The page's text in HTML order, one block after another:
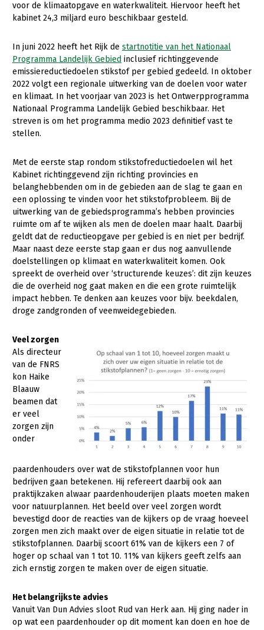
voor de klimaatopgave en waterkwaliteit. Hiervoor heeft het
kabinet 24,3 miljard euro beschikbaar gesteld.
In juni 2022 heeft het Rijk de startnotitie van het Nationaal
Programma Landelijk Gebied inclusief richtinggevende
emissiereductiedoelen stikstof per gebied gedeeld. In oktober
2022 volgt een regionale uitwerking van de doelen voor water
en klimaat. In het voorjaar van 2023 is het Ontwerpprogramma
Nationaal Programma Landelijk Gebied beschikbaar. Het
streven is om het programma medio 2023 definitief vast te
stellen.
Met de eerste stap rondom stikstofreductiedoelen wil het
Kabinet richtinggevend zijn richting provincies en
belanghebbenden om in de gebieden aan de slag te gaan en
een oplossing te vinden voor het stikstofprobleem. Bij de
uitwerking van de gebiedsprogramma’s hebben provincies
ruimte om af te wijken als men de doelen maar haalt. Daarbij
geldt dat de reductieopgave per gebied is en niet per bedrijf.
Maar naast deze eerste stap gaan er dus nog aanvullende
doelstellingen op klimaat en waterkwaliteit komen. Ook
spreekt de overheid over ‘structurende keuzes’: dit zijn keuzes
die de overheid nog gaat maken en die een grote ruimtelijk
impact hebben. Te denken aan keuzes voor bijv. beekdalen,
droge zandgronden of veenweidegebieden.
Veel zorgen
Als directeur
van de FNRS
kon Haike
Blaauw
beamen dat
er veel
zorgen zijn
onder
paardenhouders over wat de stikstofplannen voor hun
bedrijven gaan betekenen. Hij refereert daarbij ook aan
praktijkzaken alwaar paardenhouderijen plaats moeten maken
voor natuurplannen. Het beeld over veel zorgen wordt
bevestigd door de reacties van de kijkers op de vraag hoeveel
zorgen men zich maakt over de eigen situatie in relatie tot de
stikstofplannen. Daarbij scoort 61% van de kijkers een 7 of
hoger op schaal van 1 tot 10. 11% van kijkers geeft zelfs aan
zich ernstig zorgen te maken over de eigen situatie.
Het belangrijkste advies
Vanuit Van Dun Advies sloot Rud van Herk aan. Hij ging nader in
op wat een paardenhouder op dit moment kan doen en hoe de